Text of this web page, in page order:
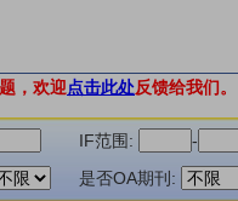
，欢迎点击此处反馈给我们。
IF范围: -
是否OA期刊: